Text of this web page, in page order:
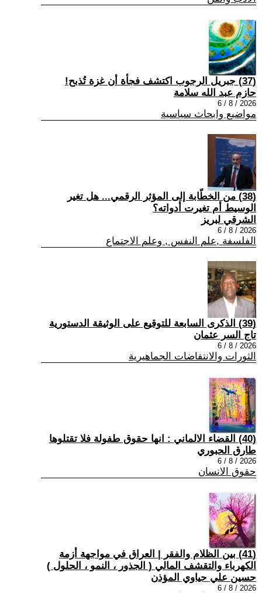
(37) جبريل الرجوب اكتشف فجأة أن غزة تُذبح!
حازم عبد الله سلامة
2026 / 8 / 6
مواضيع وابحاث سياسية
(38) من الخطّابة إلى المؤثر الرقمي... هل تغير
الوسيط أم تغيرت أدواته؟
الشرقي لبريز
2026 / 8 / 6
الفلسفة ,علم النفس , وعلم الاجتماع
(39) الذكرى السابعة للتوقيع على الوثيقة الدستورية
تاج السر عثمان
2026 / 8 / 6
الثورات والانتفاضات الجماهيرية
(40) القضاء الالماني : انها حقوق طفولة فلا تقتلوها
طارق الحبوري
2026 / 8 / 6
حقوق الانسان
(41) بين الظلام والفقر | العراق في مواجهة أزمة
الكهرباء والتقشف المالي ( الجذور ، النمو ، الحلول )
حسين علي حياوي المؤذن
2026 / 8 / 6